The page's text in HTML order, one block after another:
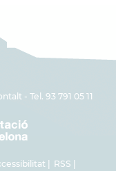
- Tel. 93 791 05 11
RSS